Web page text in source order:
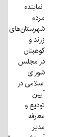
نماینده
مردم
شهرستان‌های
زرند و
کوهبنان
در مجلس
شورای
اسلامی در
آیین
تودیع و
معارفه
مدیر